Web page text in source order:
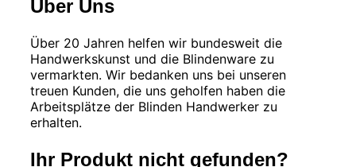
Über Uns
Über 20 Jahren helfen wir bundesweit die
Handwerkskunst und die Blindenware zu
vermarkten. Wir bedanken uns bei unseren
treuen Kunden, die uns geholfen haben die
Arbeitsplätze der Blinden Handwerker zu
erhalten.
Ihr Produkt nicht gefunden?